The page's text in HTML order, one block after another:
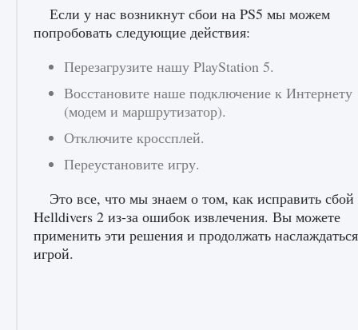
Как найти Гробницу Изгоев в Diablo 4
9 августа 2024 1 337 0
Как получить Thunder Egg в Stardew Valley
9 августа 2024 1 244 0 0
Если у нас возникнут сбои на PS5 мы можем
попробовать следующие действия:
Перезагрузите нашу PlayStation 5.
Восстановите наше подключение к Интернету
(модем и маршрутизатор).
Отключите кроссплей.
Переустановите игру.
Это все, что мы знаем о том, как исправить сбой
Helldivers 2 из-за ошибок извлечения. Вы можете
применить эти решения и продолжать наслаждаться
игрой.